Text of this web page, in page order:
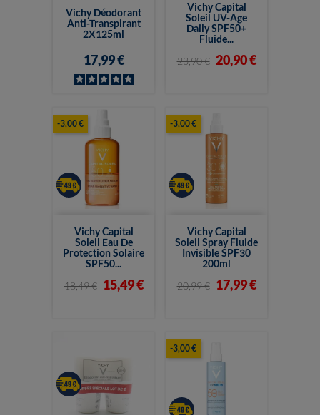
Vichy Déodorant
Anti-Transpirant
2X125ml
17,99 €
Vichy Capital
Soleil UV-Age
Daily SPF50+
Fluide...
23,90 € 20,90 €
Vichy Capital
Soleil Eau De
Protection Solaire
SPF50...
18,49 € 15,49 €
-3,00 €
Vichy Capital
Soleil Spray Fluide
Invisible SPF30
200ml
20,99 € 17,99 €
-3,00 €
-3,00 €